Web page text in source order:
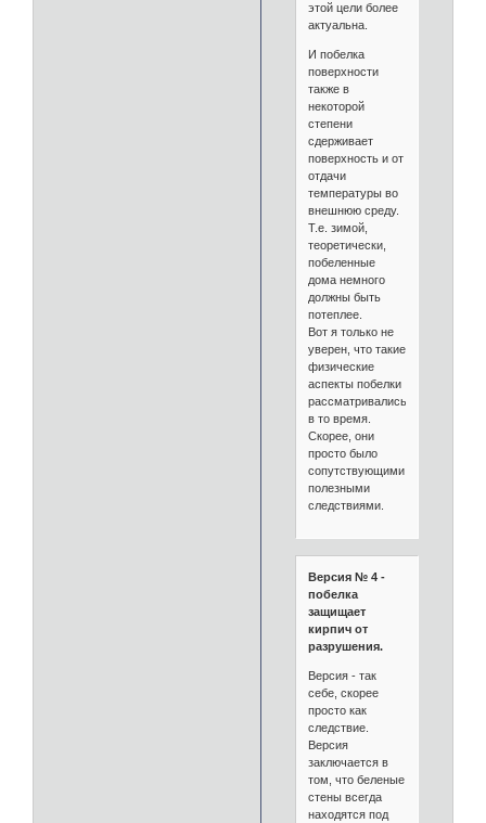
этой цели более
актуальна.
И побелка
поверхности
также в
некоторой
степени
сдерживает
поверхность и от
отдачи
температуры во
внешнюю среду.
Т.е. зимой,
теоретически,
побеленные
дома немного
должны быть
потеплее.
Вот я только не
уверен, что такие
физические
аспекты побелки
рассматривались
в то время.
Скорее, они
просто было
сопутствующими
полезными
следствиями.
Версия № 4 -
побелка
защищает
кирпич от
разрушения.
Версия - так
себе, скорее
просто как
следствие.
Версия
заключается в
том, что беленые
стены всегда
находятся под